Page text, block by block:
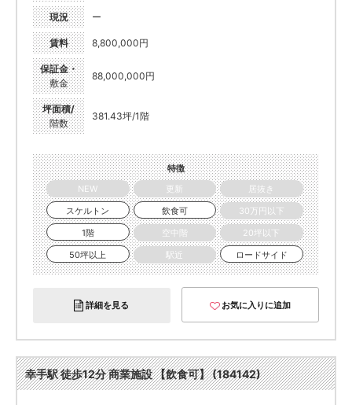
現況 ー
賃料 8,800,000円
保証金・
敷金
88,000,000円
坪面積/
階数
381.43坪/1階
特徴
NEW
更新
居抜き
スケルトン
飲食可
30万円以下
1階
空中階
20坪以下
50坪以上
駅近 ロードサイド
詳細を見る お気に入りに追加
幸手駅 徒歩12分 商業施設 【飲食可】 (184142)